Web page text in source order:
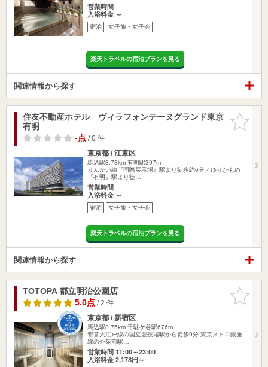
営業時間
入浴料金 ～
宿泊 女子旅・女子会
楽天トラベルの宿泊プランを見る
関連情報から探す
お気に入
りに追加
住友不動産ホテル ヴィラフォンテーヌグランド東京
有明
-点/ 0 件
東京都 / 江東区
馬込駅8.73km 有明駅397m
りんかい線『国際展示場』駅より徒歩約6分／ゆりかもめ
『有明』駅より徒…
営業時間
入浴料金 ～
宿泊 女子旅・女子会
楽天トラベルの宿泊プランを見る
関連情報から探す
お気に入
りに追加
TOTOPA 都立明治公園店
5.0点/ 2 件
東京都 / 新宿区
馬込駅8.75km 千駄ケ谷駅676m
都営大江戸線の国立競技場駅から徒歩9分 東京メトロ銀座
線の外苑前駅…
営業時間 11:00～23:00
入浴料金 2,178円～